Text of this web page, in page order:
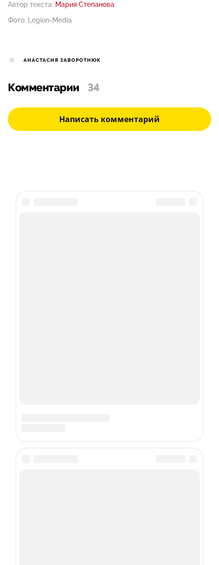
Автор текста: Мария Степанова
Фото: Legion-Media
АНАСТАСИЯ ЗАВОРОТНЮК
Комментарии 34
Написать комментарий